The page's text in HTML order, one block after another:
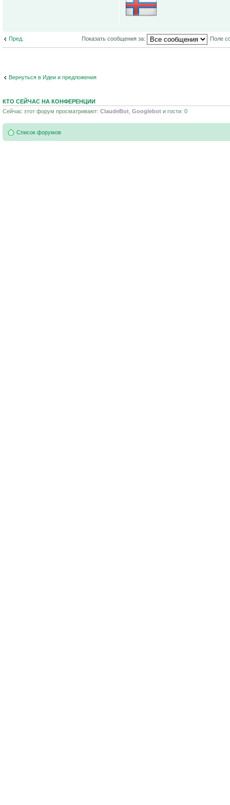
Пред. Показать сообщения за: Поле
Вернуться в Идеи и предложения
КТО СЕЙЧАС НА КОНФЕРЕНЦИИ
Сейчас этот форум просматривают: ClaudeBot Googlebot и гости: 0
Список форумов